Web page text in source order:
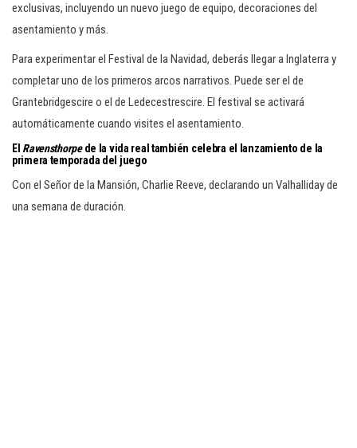
exclusivas, incluyendo un nuevo juego de equipo, decoraciones del
asentamiento y más.
Para experimentar el Festival de la Navidad, deberás llegar a Inglaterra y
completar uno de los primeros arcos narrativos. Puede ser el de
Grantebridgescire o el de Ledecestrescire. El festival se activará
automáticamente cuando visites el asentamiento.
El Ravensthorpede la vida real también celebra el lanzamiento de la
primera temporada del juego
Con el Señor de la Mansión, Charlie Reeve, declarando un Valhalliday de
una semana de duración.